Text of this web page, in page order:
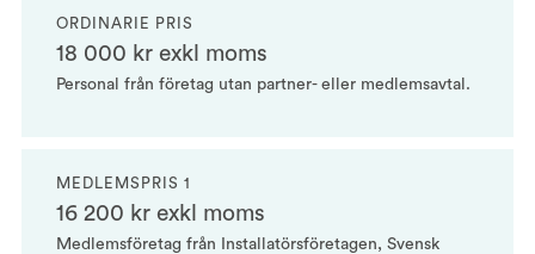
ORDINARIE PRIS
18 000 kr exkl moms
Personal från företag utan partner- eller medlemsavtal.
MEDLEMSPRIS 1
16 200 kr exkl moms
Medlemsföretag från Installatörsföretagen, Svensk